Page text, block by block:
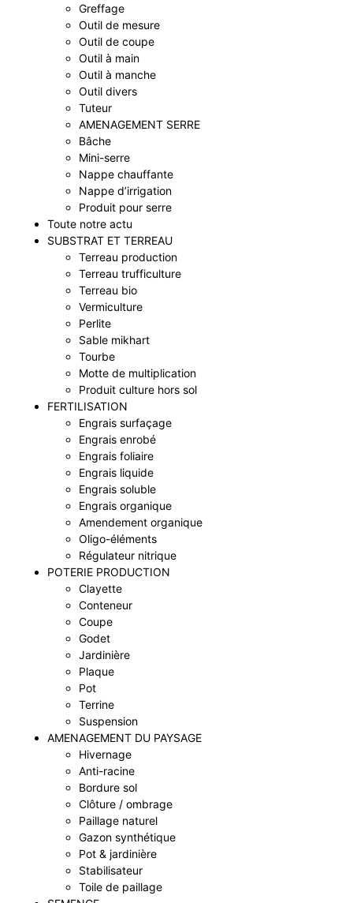
Greffage
Outil de mesure
Outil de coupe
Outil à main
Outil à manche
Outil divers
Tuteur
AMENAGEMENT SERRE
Bâche
Mini-serre
Nappe chauffante
Nappe d’irrigation
Produit pour serre
Toute notre actu
SUBSTRAT ET TERREAU
Terreau production
Terreau trufficulture
Terreau bio
Vermiculture
Perlite
Sable mikhart
Tourbe
Motte de multiplication
Produit culture hors sol
FERTILISATION
Engrais surfaçage
Engrais enrobé
Engrais foliaire
Engrais liquide
Engrais soluble
Engrais organique
Amendement organique
Oligo-éléments
Régulateur nitrique
POTERIE PRODUCTION
Clayette
Conteneur
Coupe
Godet
Jardinière
Plaque
Pot
Terrine
Suspension
AMENAGEMENT DU PAYSAGE
Hivernage
Anti-racine
Bordure sol
Clôture / ombrage
Paillage naturel
Gazon synthétique
Pot & jardinière
Stabilisateur
Toile de paillage